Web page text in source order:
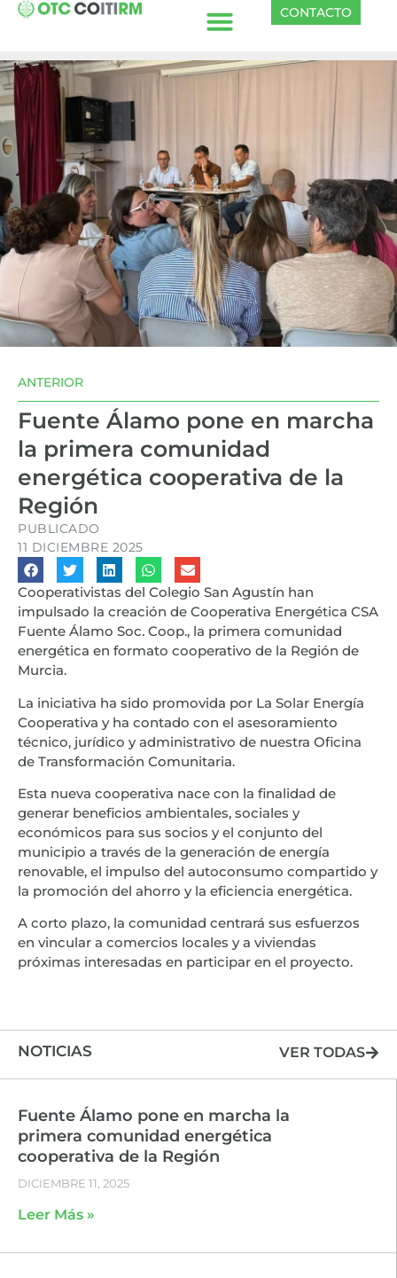
CONTACTO
ANTERIOR
Fuente Álamo pone en marcha
la primera comunidad
energética cooperativa de la
Región
PUBLICADO
11 DICIEMBRE 2025
Cooperativistas del Colegio San Agustín han
impulsado la creación de Cooperativa Energética CSA
Fuente Álamo Soc. Coop., la primera comunidad
energética en formato cooperativo de la Región de
Murcia.
La iniciativa ha sido promovida por La Solar Energía
Cooperativa y ha contado con el asesoramiento
técnico, jurídico y administrativo de nuestra Oficina
de Transformación Comunitaria.
Esta nueva cooperativa nace con la finalidad de
generar beneficios ambientales, sociales y
económicos para sus socios y el conjunto del
municipio a través de la generación de energía
renovable, el impulso del autoconsumo compartido y
la promoción del ahorro y la eficiencia energética.
A corto plazo, la comunidad centrará sus esfuerzos
en vincular a comercios locales y a viviendas
próximas interesadas en participar en el proyecto.
NOTICIAS VER TODAS
Fuente Álamo pone en marcha la
primera comunidad energética
cooperativa de la Región
DICIEMBRE 11, 2025
Leer Más »